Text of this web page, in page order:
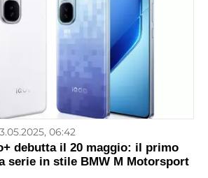
06:42
debutta il 20 maggio: il primo
serie in stile BMW M Motorsport